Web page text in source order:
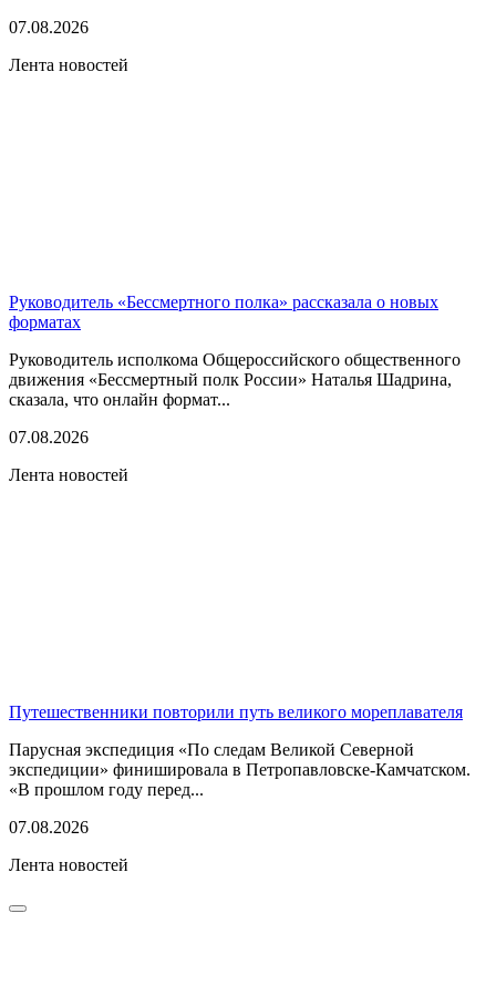
07.08.2026
Лента новостей
Руководитель «Бессмертного полка» рассказала о новых
форматах
Руководитель исполкома Общероссийского общественного
движения «Бессмертный полк России» Наталья Шадрина,
сказала, что онлайн формат...
07.08.2026
Лента новостей
Путешественники повторили путь великого мореплавателя
Парусная экспедиция «По следам Великой Северной
экспедиции» финишировала в Петропавловске-Камчатском.
«В прошлом году перед...
07.08.2026
Лента новостей